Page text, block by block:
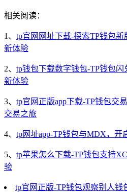
相关阅读：
1、 tp官网网址下载-探索TP钱包
新体验
2、 tp钱包下载数字钱包-TP钱包
新体验
3、 tp官网正版app下载-TP钱包交
交易之旅
4、 tp网址app-TP钱包与MDX，开
5、 tp苹果怎么下载-TP钱包支持
验
tp官网正版-TP钱包观察别人